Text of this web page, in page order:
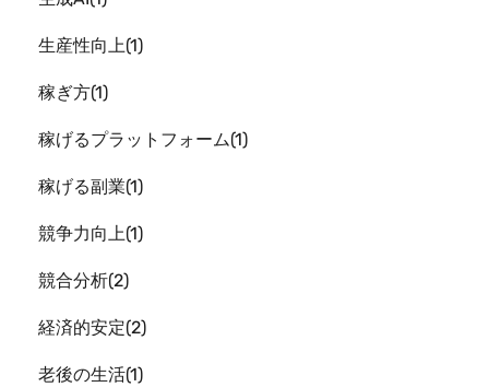
生産性向上 1
稼ぎ方 1
稼げるプラットフォーム 1
稼げる副業 1
競争力向上 1
競合分析 2
経済的安定 2
老後の生活 1